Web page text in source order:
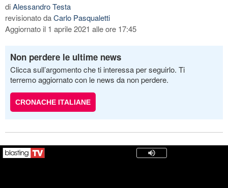
diAlessandro Testa
revisionato daCarlo Pasqualetti
Aggiornato il 1 aprile 2021 alle ore 17:45
Non perdere le ultime news
Clicca sull’argomento che ti interessa per seguirlo. Ti
terremo aggiornato con le news da non perdere.
CRONACHE ITALIANE